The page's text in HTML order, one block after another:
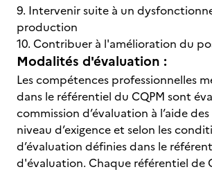
9. Intervenir suite à un
production
10. Contribuer à l'amélioration du
Modalités d'évaluation :
Les compétences professionnelles
dans le référentiel du CQPM sont
commission d’évaluation à l’aide
niveau d’exigence et selon les
d’évaluation définies dans le
d'évaluation. Chaque référentiel de